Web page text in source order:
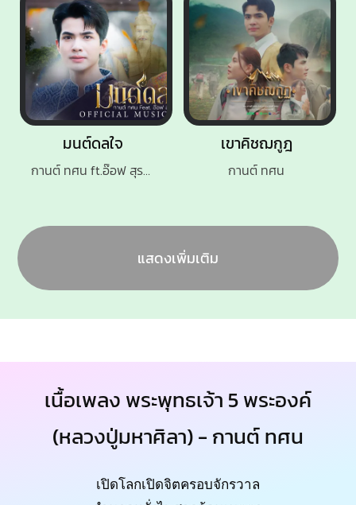
มนต์ดลใจ
กานต์ ทศน ft.อ๊อฟ สุรพล
เขาคิชฌกูฎ
กานต์ ทศน
แสดงเพิ่มเติม
เนื้อเพลง พระพุทธเจ้า 5 พระองค์
(หลวงปู่มหาศิลา) - กานต์ ทศน
เปิดโลกเปิดจิตครอบจักรวาล